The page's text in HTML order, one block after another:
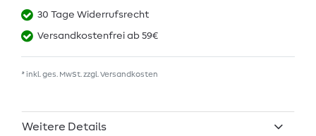
30 Tage Widerrufsrecht
Versandkostenfrei ab 59€
* inkl. ges. MwSt. zzgl.Versandkosten
Weitere Details